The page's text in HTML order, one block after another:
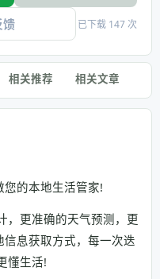
馈 已下载 147 次
相关推荐 相关文章
的本地生活管家!
，更准确的天气预测，更
息获取方式，每一次迭
懂生活!